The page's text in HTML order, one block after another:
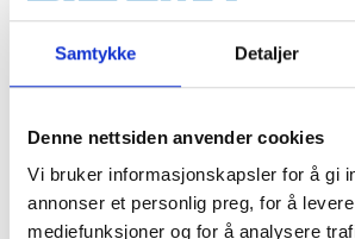
Samtykke Detaljer
Denne nettsiden anvender cookies
Vi bruker informasjonskapsler for å gi
annonser et personlig preg, for å
mediefunksjoner og for å analysere
Technical specifications
Material
Brass
Max. pressure
16 bar
Pipe dimensions
15 mm